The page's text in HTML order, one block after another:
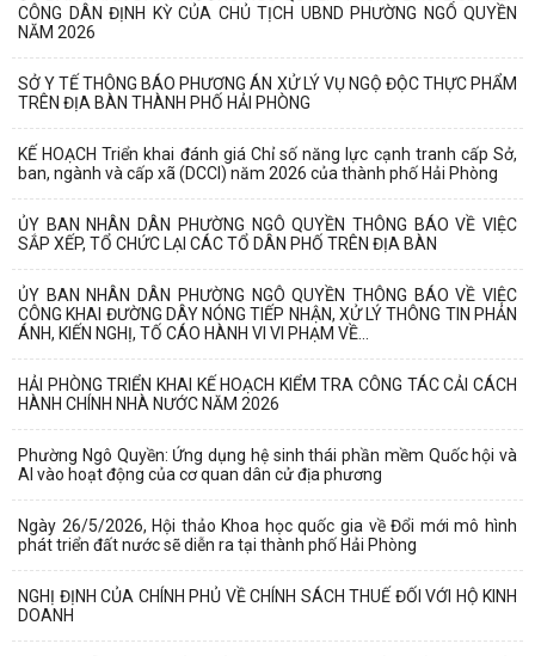
CÔNG DÂN ĐỊNH KỲ CỦA CHỦ TỊCH UBND PHƯỜNG NGÔ QUYỀN
NĂM 2026
SỞ Y TẾ THÔNG BÁO PHƯƠNG ÁN XỬ LÝ VỤ NGỘ ĐỘC THỰC PHẨM
TRÊN ĐỊA BÀN THÀNH PHỐ HẢI PHÒNG
KẾ HOẠCH Triển khai đánh giá Chỉ số năng lực cạnh tranh cấp Sở,
ban, ngành và cấp xã (DCCI) năm 2026 của thành phố Hải Phòng
ỦY BAN NHÂN DÂN PHƯỜNG NGÔ QUYỀN THÔNG BÁO VỀ VIỆC
SẮP XẾP, TỔ CHỨC LẠI CÁC TỔ DÂN PHỐ TRÊN ĐỊA BÀN
ỦY BAN NHÂN DÂN PHƯỜNG NGÔ QUYỀN THÔNG BÁO VỀ VIỆC
CÔNG KHAI ĐƯỜNG DÂY NÓNG TIẾP NHẬN, XỬ LÝ THÔNG TIN PHẢN
ÁNH, KIẾN NGHỊ, TỐ CÁO HÀNH VI VI PHẠM VỀ...
HẢI PHÒNG TRIỂN KHAI KẾ HOẠCH KIỂM TRA CÔNG TÁC CẢI CÁCH
HÀNH CHÍNH NHÀ NƯỚC NĂM 2026
Phường Ngô Quyền: Ứng dụng hệ sinh thái phần mềm Quốc hội và
AI vào hoạt động của cơ quan dân cử địa phương
Ngày 26/5/2026, Hội thảo Khoa học quốc gia về Đổi mới mô hình
phát triển đất nước sẽ diễn ra tại thành phố Hải Phòng
NGHỊ ĐỊNH CỦA CHÍNH PHỦ VỀ CHÍNH SÁCH THUẾ ĐỐI VỚI HỘ KINH
DOANH